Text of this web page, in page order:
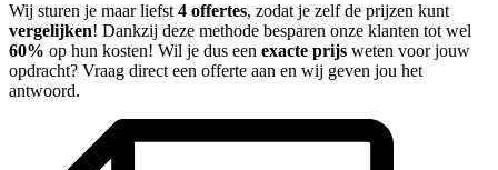
Wij sturen je maar liefst 4 offertes, zodat je zelf de prijzen kunt
vergelijken! Dankzij deze methode besparen onze klanten tot wel
60% op hun kosten! Wil je dus een exacte prijs weten voor jouw
opdracht? Vraag direct een offerte aan en wij geven jou het
antwoord.